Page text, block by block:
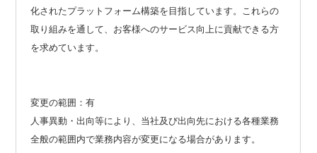
化されたプラットフォーム構築を目指しています。これらの
取り組みを通して、お客様へのサービス向上に貢献できる方
を求めています。
変更の範囲：有
人事異動・出向等により、当社及び出向先における各種業務
全般の範囲内で業務内容が変更になる場合があります。